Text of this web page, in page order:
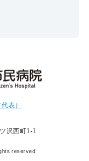
表）
沢西町1-1
reserved.